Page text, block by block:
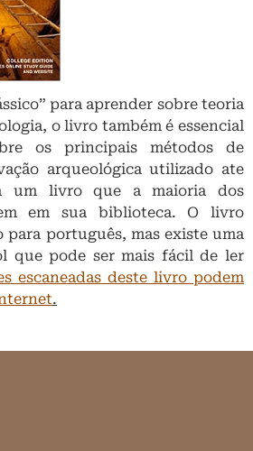
para aprender sobre teoria
o livro também é essencial
os principais métodos de
arqueológica utilizado ate
um livro que a maioria dos
em sua biblioteca. O livro
português, mas existe uma
que pode ser mais fácil de ler
escaneadas deste livro podem
.